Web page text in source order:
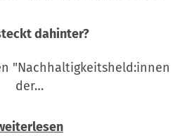
dahinter?
"Nachhaltigkeitsheld:innen
der…